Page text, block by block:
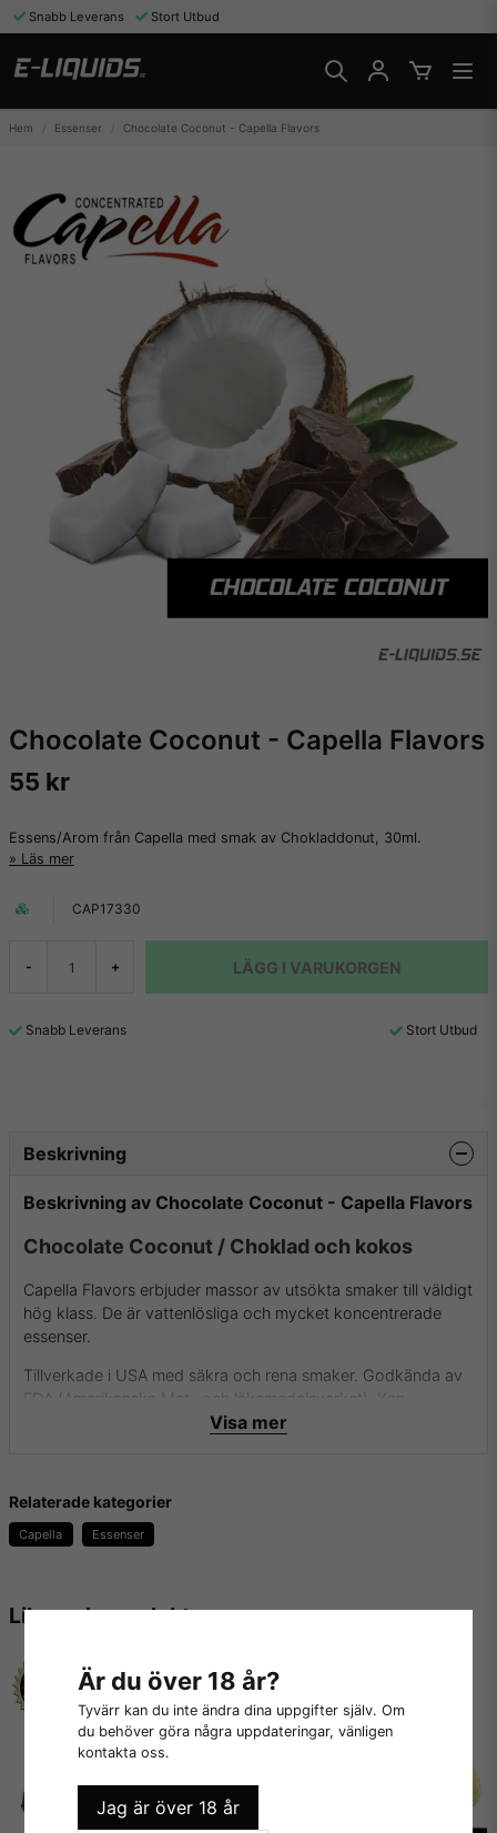
Snabb Leverans Stort Utbud
Hem Essenser Chocolate Coconut - Capella Flavors
Chocolate Coconut - Capella Flavors
55 kr
Essens/Arom från Capella med smak av Chokladdonut, 30ml.
Läs mer
CAP17330
- + LÄGG I VARUKORGEN
Snabb Leverans Stort Utbud
Liknande produkter
Beskrivning
Beskrivning av Chocolate Coconut - Capella Flavors
Chocolate Coconut / Choklad och kokos
Capella Flavors erbjuder massor av utsökta smaker till väldigt
hög klass. De är vattenlösliga och mycket koncentrerade
essenser.
Tillverkade i USA med säkra och rena smaker. Godkända av
FDA (Amerikanska Mat- och läkemedelsverket). Kan
användas i både mat (bakverk, glass m.m.) och dryck
Innehåller inga:
- Socker
- Kalorier
- Sötningsmedel
- Konserveringsmedel
- Kaliumsorbat
- Majs, jordnötter eller gluten
Visa mer
Relaterade kategorier
Capella Essenser
Är du över 18 år?
Tyvärr kan du inte ändra dina uppgifter själv. Om
du behöver göra några uppdateringar, vänligen
kontakta oss.
Jag är över 18 år